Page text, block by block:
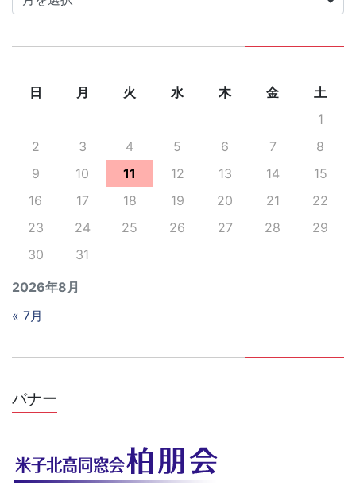
2026年8月
日 月 火 水 木 金
土
1
2
3 4 5 6 7
8
9
10 11 12 13 14
15
16
17 18 19 20 21
22
23
24 25 26 27 28
29
30
31
« 7月
バナー